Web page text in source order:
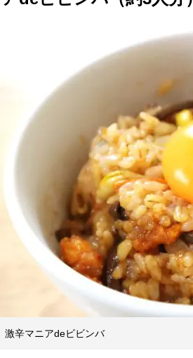
激辛マニアdeビビンバ